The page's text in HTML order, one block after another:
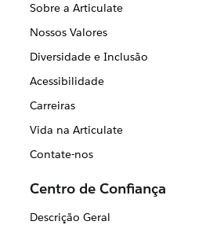
Sobre a Articulate
Nossos Valores
Diversidade e Inclusão
Acessibilidade
Carreiras
Vida na Articulate
Contate-nos
Centro de Confiança
Descrição Geral